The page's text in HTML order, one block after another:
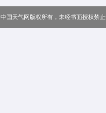
中国天气网版权所有，未经书面授权